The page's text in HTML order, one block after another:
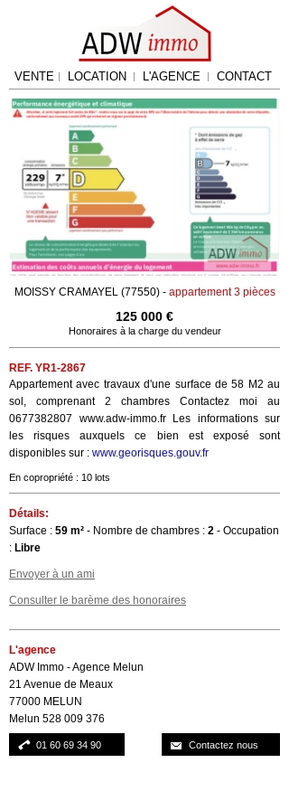
VENTE LOCATION L'AGENCE CONTACT
MOISSY CRAMAYEL (77550) - appartement 3 pièces
125 000 €
Honoraires à la charge du vendeur
REF. YR1-2867
Appartement avec travaux d'une surface de 58 M2 au
sol, comprenant 2 chambres Contactez moi au
0677382807 www.adw-immo.fr Les informations sur
les risques auxquels ce bien est exposé sont
disponibles sur : www.georisques.gouv.fr
En copropriété : 10 lots
Détails:
Surface : 59 m² - Nombre de chambres : 2 - Occupation
: Libre
Envoyer à un ami
Consulter le barème des honoraires
L'agence
ADW Immo - Agence Melun
21 Avenue de Meaux
77000 MELUN
Melun 528 009 376
Contactez nous
01 60 69 34 90